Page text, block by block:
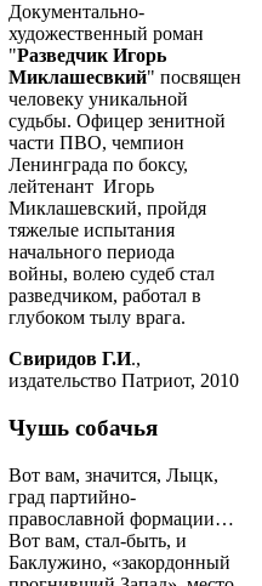
Документально-
художественный роман
"Разведчик Игорь
Миклашесвкий" посвящен
человеку уникальной
судьбы. Офицер зенитной
части ПВО, чемпион
Ленинграда по боксу,
лейтенант Игорь
Миклашевский, пройдя
тяжелые испытания
начального периода
войны, волею судеб стал
разведчиком, работал в
глубоком тылу врага.
Свиридов Г.И.,
издательство Патриот, 2010
Чушь собачья
Вот вам, значится, Лыцк,
град партийно-
православной формации…
Вот вам, стал-быть, и
Баклужино, «закордонный